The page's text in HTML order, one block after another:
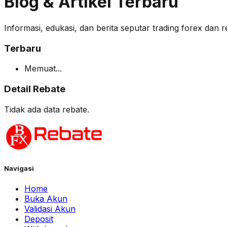
Informasi, edukasi, dan berita seputar trading forex dan
Terbaru
Memuat...
Detail Rebate
Tidak ada data rebate.
Navigasi
Home
Buka Akun
Validasi Akun
Deposit